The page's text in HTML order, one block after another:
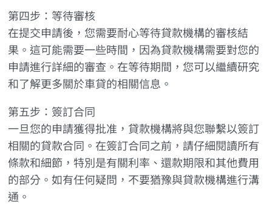
第四步：等待審核
在提交申請後，您需要耐心等待貸款機構的審核結
果。這可能需要一些時間，因為貸款機構需要對您的
申請進行詳細的審查。在等待期間，您可以繼續研究
和了解更多關於車貸的相關信息。
第五步：簽訂合同
一旦您的申請獲得批准，貸款機構將與您聯繫以簽訂
相關的貸款合同。在簽訂合同之前，請仔細閱讀所有
條款和細節，特別是有關利率、還款期限和其他費用
的部分。如有任何疑問，不要猶豫與貸款機構進行溝
通。